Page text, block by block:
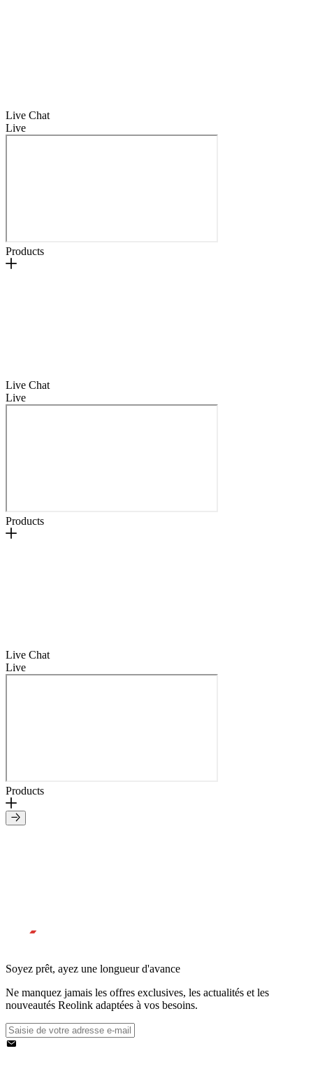
Live Chat
Live
Products
Live Chat
Live
Products
Live Chat
Live
Products
Soyez prêt, ayez une longueur d'avance
Ne manquez jamais les offres exclusives, les actualités et les
nouveautés Reolink adaptées à vos besoins.